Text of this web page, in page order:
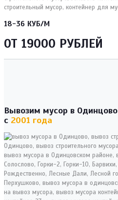
18-36 КУБ/М
ОТ 19000 РУБЛЕЙ
Вывозим мусор в Одинцово
с 2001 года